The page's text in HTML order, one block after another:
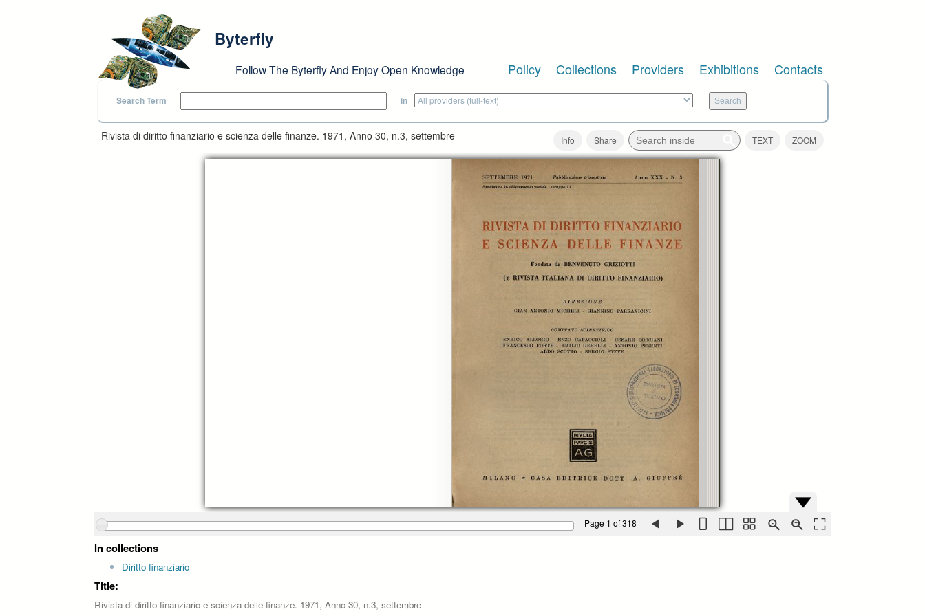
Byterfly
Follow The Byterfly And Enjoy Open Knowledge Policy Collections Providers Exhibitions Contacts
Search Term in
Rivista di diritto finanziario e scienza delle finanze. 1971, Anno 30, n.3, settembre Info Share TEXT ZOOM
Page 1 of 318
In collections
Diritto finanziario
Title:
Rivista di diritto finanziario e scienza delle finanze. 1971, Anno 30, n.3, settembre